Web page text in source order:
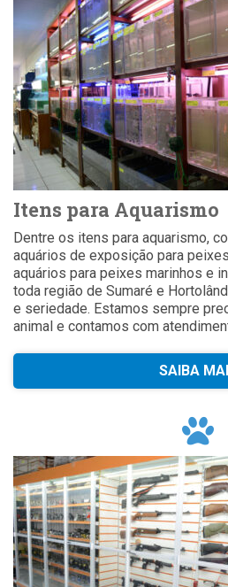
Itens para Aquarismo
Dentre os itens para aquarismo,
aquários de exposição para
aquários para peixes marinhos e
toda região de Sumaré e
e seriedade. Estamos sempre
animal e contamos com
SAIBA